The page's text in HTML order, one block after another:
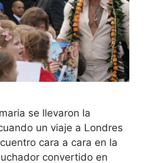
se llevaron la
un viaje a Londres
cara a cara en la
convertido en